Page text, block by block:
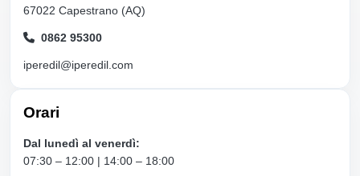
67022 Capestrano (AQ)
0862 95300
iperedil@iperedil.com
Orari
Dal lunedì al venerdì:
07:30 – 12:00 | 14:00 – 18:00